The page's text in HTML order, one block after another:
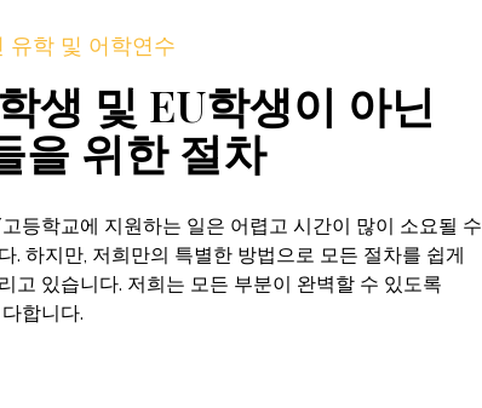
유학 및 어학연수
생 및 EU학생이 아닌
을 위한 절차
등학교에 지원하는 일은 어렵고 시간이 많이 소요될 수
. 하지만, 저희만의 특별한 방법으로 모든 절차를 쉽게
고 있습니다. 저희는 모든 부분이 완벽할 수 있도록
합니다.